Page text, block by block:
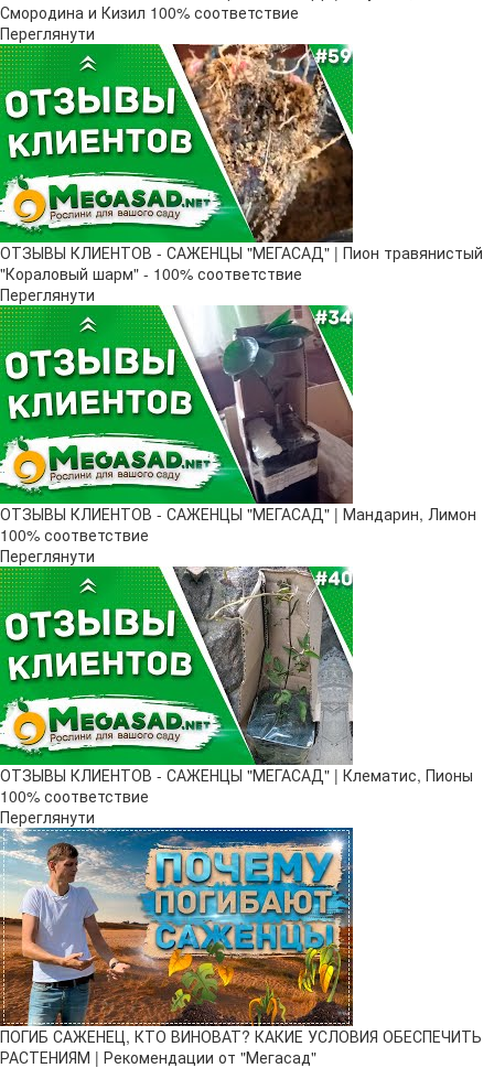
Смородина и Кизил 100% соответствие
Переглянути
ОТЗЫВЫ КЛИЕНТОВ - САЖЕНЦЫ "МЕГАСАД" | Пион травянистый
"Кораловый шарм" - 100% соответствие
Переглянути
ОТЗЫВЫ КЛИЕНТОВ - САЖЕНЦЫ "МЕГАСАД" | Мандарин, Лимон
100% соответствие
Переглянути
ОТЗЫВЫ КЛИЕНТОВ - САЖЕНЦЫ "МЕГАСАД" | Клематис, Пионы
100% соответствие
Переглянути
ПОГИБ САЖЕНЕЦ, КТО ВИНОВАТ? КАКИЕ УСЛОВИЯ ОБЕСПЕЧИТЬ
РАСТЕНИЯМ | Рекомендации от "Мегасад"